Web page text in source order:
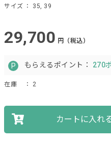
サイズ ： 35, 39
29,700 円（税込）
もらえるポイント： 270
在庫 ： 2
カートに入れ